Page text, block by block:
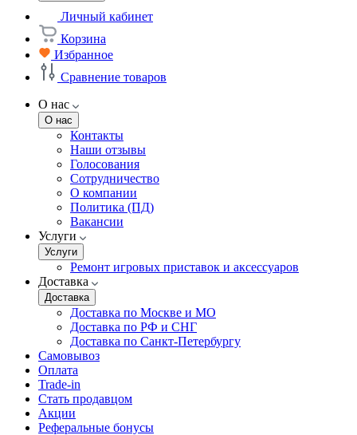
Личный кабинет
Корзина
Избранное
Сравнение товаров
О нас
О нас
Контакты
Наши отзывы
Голосования
Сотрудничество
О компании
Политика (ПД)
Вакансии
Услуги
Услуги
Ремонт игровых приставок и аксессуаров
Доставка
Доставка
Доставка по Москве и МО
Доставка по РФ и СНГ
Доставка по Санкт-Петербургу
Самовывоз
Оплата
Trade-in
Стать продавцом
Акции
Реферальные бонусы